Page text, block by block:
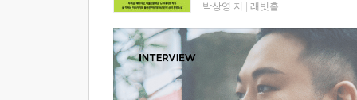
박상영 저 래빗홀